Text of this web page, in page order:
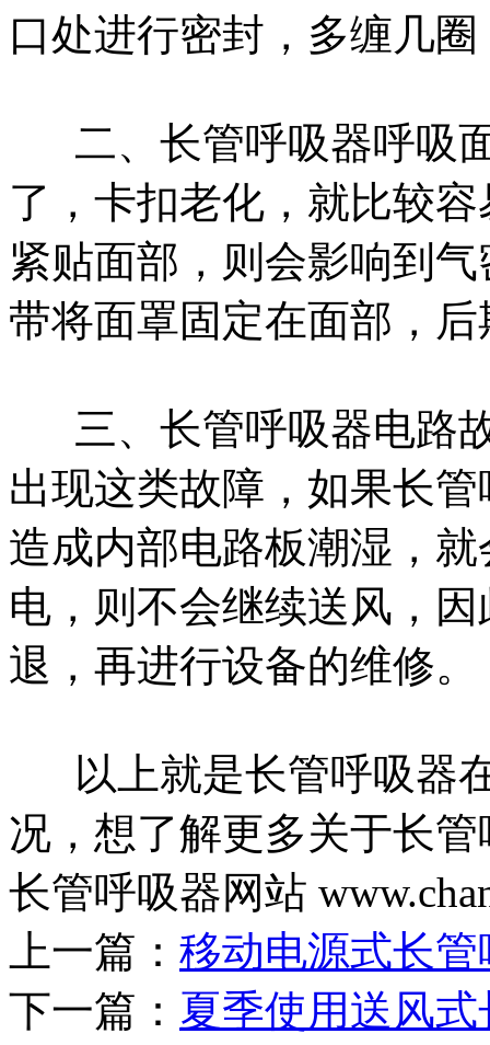
口处进行密封，多缠几
二、长管呼吸器呼吸
了，卡扣老化，就比较
紧贴面部，则会影响到
带将面罩固定在面部，
三、长管呼吸器电路
出现这类故障，如果长
造成内部电路板潮湿，
电，则不会继续送风，
退，再进行设备的维修。
以上就是长管呼吸器
况，想了解更多关于长
长管呼吸器网站
上一篇： 移动电源式长
下一篇： 夏季使用送风